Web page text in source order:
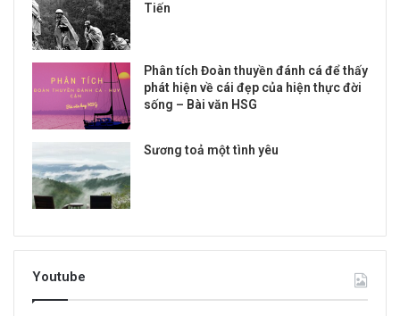
Tiến
Phân tích Đoàn thuyền đánh cá để thấy
phát hiện về cái đẹp của hiện thực đời
sống – Bài văn HSG
Sương toả một tình yêu
Youtube